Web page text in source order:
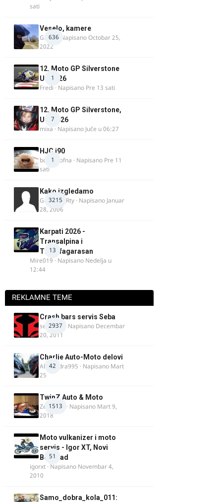
sati
636
Veselo, kamere
GR 46· NapisanoOctobar 25,
2022
1
12. Moto GP Silverstone
UK 2026
Fredi · Napisano Pre 13 sati
7
12. Moto GP Silverstone,
UK, 2026
mixa · Napisano Juče u 06:27
1
HJC i90
bobi_krofna · Napisano Pre 11
sati
3215
Kako izgledamo
Guest diRRty · Napisano Januar
28, 2006
13
Karpati 2026 -
Transalpina i
Transfagarasan
Mire019 · Napisano Nedelja u
12:44
REKLAMNE TEME
2937
Crash bars servis Seba
seba011 · Napisano Decembar
20, 2011
42
Charlie Auto-Moto delovi
Alexandra995 · Napisano Mart
25
1513
TwinZ Auto & Moto
Zeljkamp · Napisano Mart 9,
2018
51
Moto vulkanizer i moto
servis - Igor XT, Novi
Beograd
igorxt · Napisano Novembar 4,
2010
Samo_dobra_kola_011: